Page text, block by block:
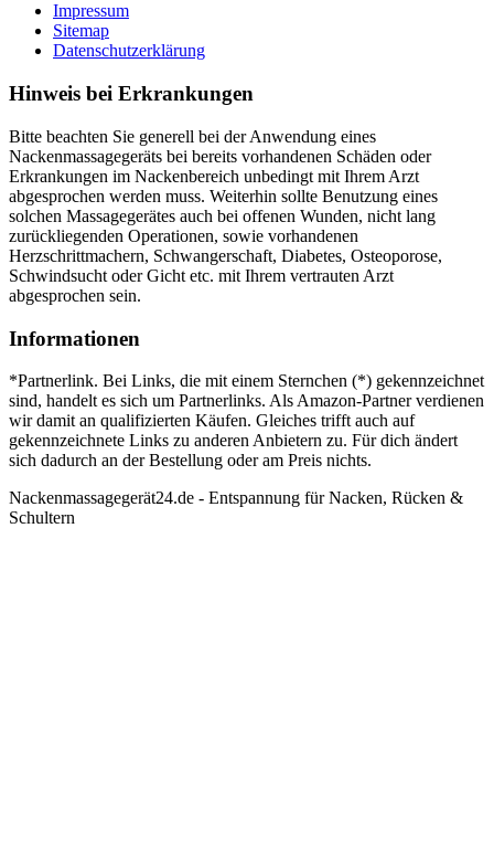
Impressum
Sitemap
Datenschutzerklärung
Hinweis bei Erkrankungen
Bitte beachten Sie generell bei der Anwendung eines
Nackenmassagegeräts bei bereits vorhandenen Schäden oder
Erkrankungen im Nackenbereich unbedingt mit Ihrem Arzt
abgesprochen werden muss. Weiterhin sollte Benutzung eines
solchen Massagegerätes auch bei offenen Wunden, nicht lang
zurückliegenden Operationen, sowie vorhandenen
Herzschrittmachern, Schwangerschaft, Diabetes, Osteoporose,
Schwindsucht oder Gicht etc. mit Ihrem vertrauten Arzt
abgesprochen sein.
Informationen
*Partnerlink. Bei Links, die mit einem Sternchen (*) gekennzeichnet
sind, handelt es sich um Partnerlinks. Als Amazon-Partner verdienen
wir damit an qualifizierten Käufen. Gleiches trifft auch auf
gekennzeichnete Links zu anderen Anbietern zu. Für dich ändert
sich dadurch an der Bestellung oder am Preis nichts.
Nackenmassagegerät24.de - Entspannung für Nacken, Rücken &
Schultern